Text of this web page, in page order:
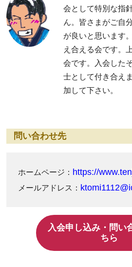
会として特別な指
ん。皆さまがご自
が良いと思います
え合える会です。
会です。入会した
士として付き合え
加して下さい。
問い合わせ先
ホームページ： https://
メールアドレス：
入会申し込み・問い
ちら